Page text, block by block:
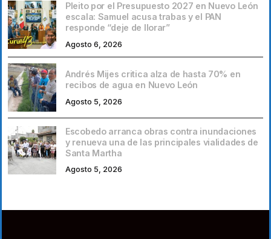
Pleito por el Presupuesto 2027 en Nuevo León
escala: Samuel acusa trabas y el PAN
responde “deje de llorar”
Agosto 6, 2026
Andrés Mijes critica alza de hasta 70% en
recibos de agua en Nuevo León
Agosto 5, 2026
Escobedo arranca obras contra inundaciones
y renueva una de las principales vialidades de
Santa Martha
Agosto 5, 2026